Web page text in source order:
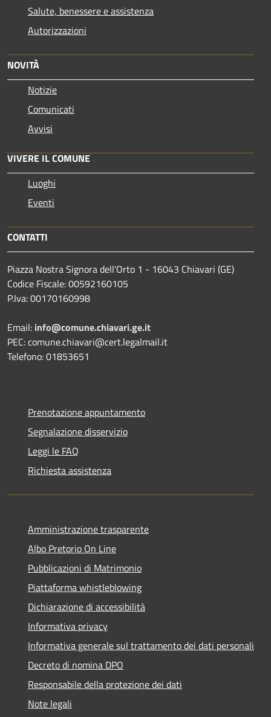
Salute, benessere e assistenza
Autorizzazioni
NOVITÀ
Notizie
Comunicati
Avvisi
VIVERE IL COMUNE
Luoghi
Eventi
CONTATTI
Piazza Nostra Signora dell'Orto 1 - 16043 Chiavari (GE)
Codice Fiscale: 00592160105
P.Iva: 00170160998
Email: info@comune.chiavari.ge.it
PEC: comune.chiavari@cert.legalmail.it
Telefono: 01853651
Prenotazione appuntamento
Segnalazione disservizio
Leggi le FAQ
Richiesta assistenza
Amministrazione trasparente
Albo Pretorio On Line
Pubblicazioni di Matrimonio
Piattaforma whistleblowing
Dichiarazione di accessibilità
Informativa privacy
Informativa generale sul trattamento dei dati personali
Decreto di nomina DPO
Responsabile della protezione dei dati
Note legali